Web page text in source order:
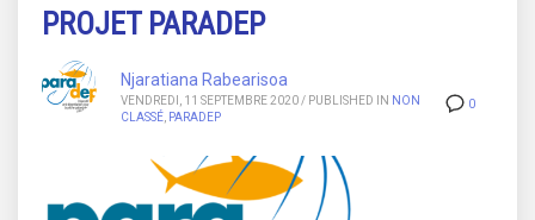
PROJET PARADEP
0
Njaratiana Rabearisoa
VENDREDI, 11 SEPTEMBRE 2020 / PUBLISHED IN NON
CLASSÉ PARADEP